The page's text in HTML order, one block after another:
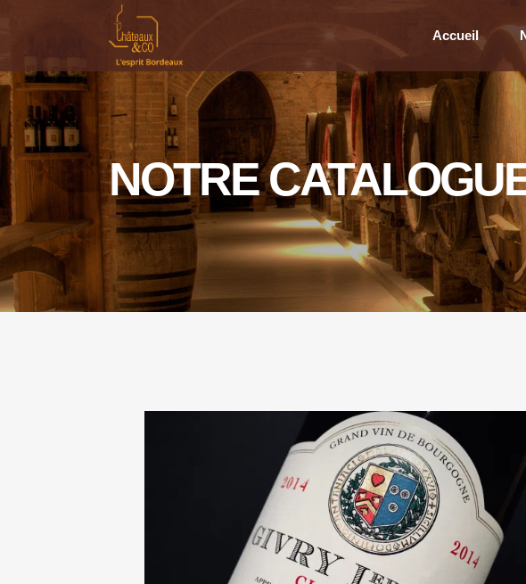
Accueil
NOTRE